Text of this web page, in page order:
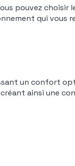
pouvez choisir
qui vous
un confort
ainsi une